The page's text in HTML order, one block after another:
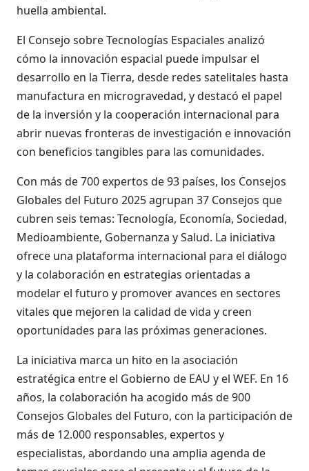
huella ambiental.
El Consejo sobre Tecnologías Espaciales analizó
cómo la innovación espacial puede impulsar el
desarrollo en la Tierra, desde redes satelitales hasta
manufactura en microgravedad, y destacó el papel
de la inversión y la cooperación internacional para
abrir nuevas fronteras de investigación e innovación
con beneficios tangibles para las comunidades.
Con más de 700 expertos de 93 países, los Consejos
Globales del Futuro 2025 agrupan 37 Consejos que
cubren seis temas: Tecnología, Economía, Sociedad,
Medioambiente, Gobernanza y Salud. La iniciativa
ofrece una plataforma internacional para el diálogo
y la colaboración en estrategias orientadas a
modelar el futuro y promover avances en sectores
vitales que mejoren la calidad de vida y creen
oportunidades para las próximas generaciones.
La iniciativa marca un hito en la asociación
estratégica entre el Gobierno de EAU y el WEF. En 16
años, la colaboración ha acogido más de 900
Consejos Globales del Futuro, con la participación de
más de 12.000 responsables, expertos y
especialistas, abordando una amplia agenda de